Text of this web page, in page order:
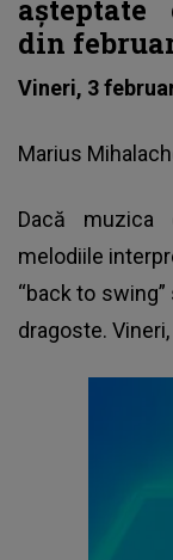
din
Vineri, 3
Marius
Dacă muzica
melodiile
“back to
dragoste. Vineri,